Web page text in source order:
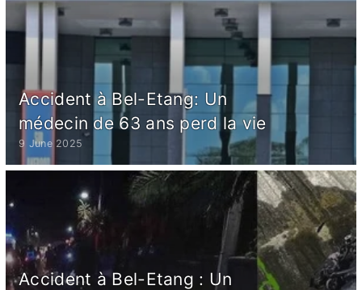
Accident à Bel-Etang: Un
médecin de 63 ans perd la vie
9 June 2025
Accident à Bel-Etang : Un